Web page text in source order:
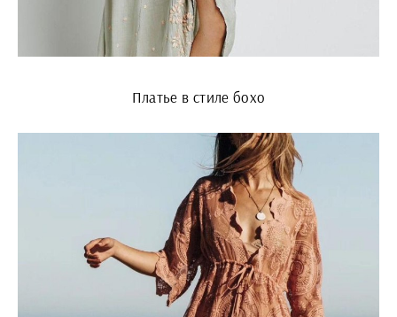
Платье в стиле бохо